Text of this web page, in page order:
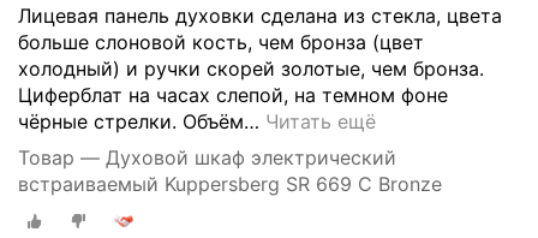
Лицевая панель духовки сделана из стекла, цвета
больше слоновой кость, чем бронза (цвет
холодный) и ручки скорей золотые, чем бронза.
Циферблат на часах слепой, на темном фоне
чёрные стрелки. Объём… Читать ещё
Товар — Духовой шкаф электрический
встраиваемый Kuppersberg SR 669 C Bronze